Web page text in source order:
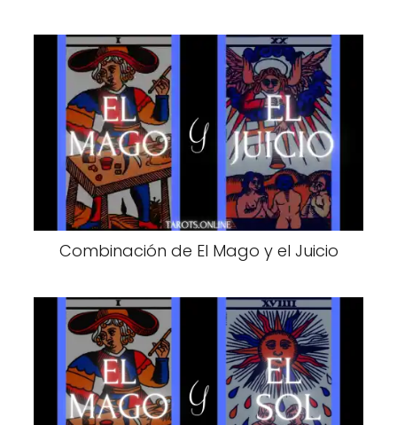
Combinación de El Mago y el Juicio